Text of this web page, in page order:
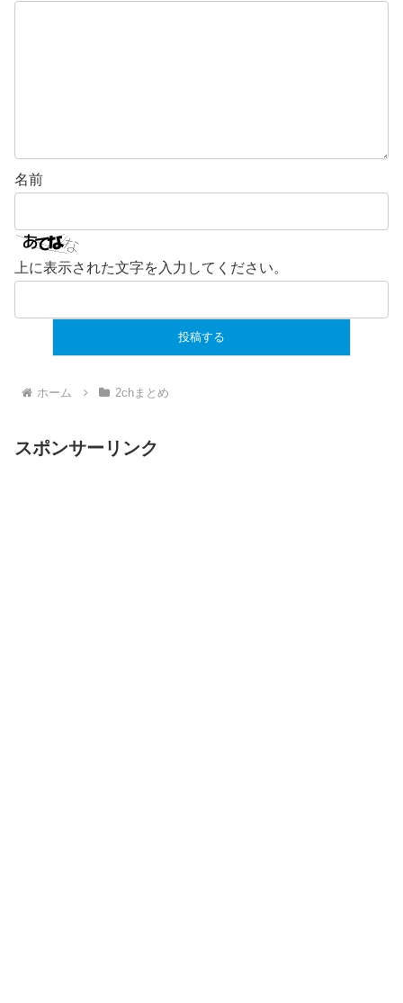
名前
上に表示された文字を入力してください。
ホーム 2chまとめ
スポンサーリンク